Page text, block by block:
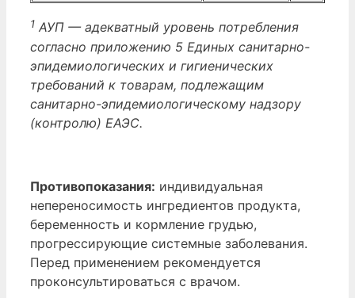
1 АУП — адекватный уровень потребления
согласно приложению 5 Единых санитарно-
эпидемиологических и гигиенических
требований к товарам, подлежащим
санитарно-эпидемиологическому надзору
(контролю) ЕАЭС.
Противопоказания: индивидуальная
непереносимость ингредиентов продукта,
беременность и кормление грудью,
прогрессирующие системные заболевания.
Перед применением рекомендуется
проконсультироваться с врачом.